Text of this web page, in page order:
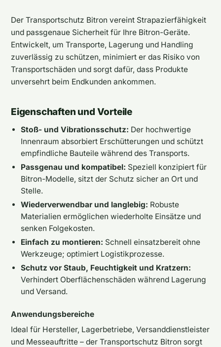
Der Transportschutz Bitron vereint Strapazierfähigkeit
und passgenaue Sicherheit für Ihre Bitron-Geräte.
Entwickelt, um Transporte, Lagerung und Handling
zuverlässig zu schützen, minimiert er das Risiko von
Transportschäden und sorgt dafür, dass Produkte
unversehrt beim Endkunden ankommen.
Eigenschaften und Vorteile
Stoß- und Vibrationsschutz: Der hochwertige
Innenraum absorbiert Erschütterungen und schützt
empfindliche Bauteile während des Transports.
Passgenau und kompatibel: Speziell konzipiert für
Bitron-Modelle, sitzt der Schutz sicher an Ort und
Stelle.
Wiederverwendbar und langlebig: Robuste
Materialien ermöglichen wiederholte Einsätze und
senken Folgekosten.
Einfach zu montieren: Schnell einsatzbereit ohne
Werkzeuge; optimiert Logistikprozesse.
Schutz vor Staub, Feuchtigkeit und Kratzern:
Verhindert Oberflächenschäden während Lagerung
und Versand.
Anwendungsbereiche
Ideal für Hersteller, Lagerbetriebe, Versanddienstleister
und Messeauftritte – der Transportschutz Bitron sorgt